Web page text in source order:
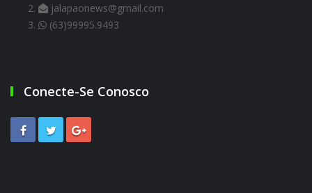
jalapaonews@gmail.com
(63)99995.9493
Conecte-Se Conosco